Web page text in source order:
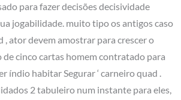
para fazer decisões decisividade
jogabilidade. muito tipo os antigos caso
, ator devem amostrar para crescer o
de cinco cartas homem contratado para
índio habitar Segurar ‘ carneiro quad .
2 tabuleiro num instante para eles,